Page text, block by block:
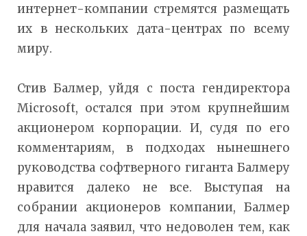
интернет-компании стремятся размещать
их в нескольких дата-центрах по всему
миру.
Стив Балмер, уйдя с поста гендиректора
Microsoft, остался при этом крупнейшим
акционером корпорации. И, судя по его
комментариям, в подходах нынешнего
руководства софтверного гиганта Балмеру
нравится далеко не все. Выступая на
собрании акционеров компании, Балмер
для начала заявил, что недоволен тем, как